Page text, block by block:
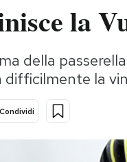
la
della
difficilmente la
Condividi